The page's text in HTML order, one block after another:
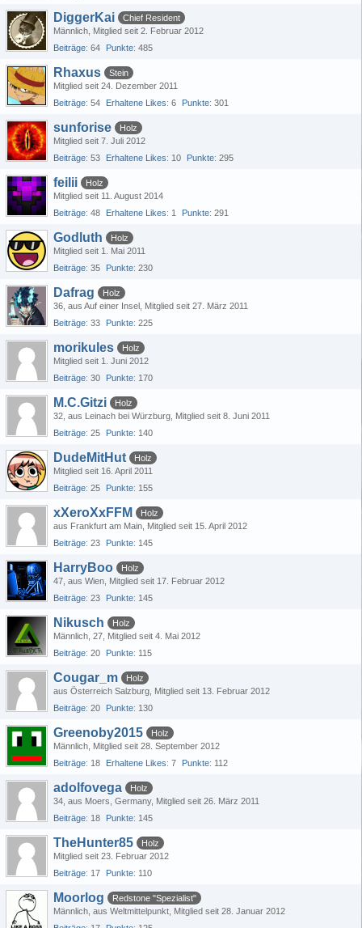
DiggerKai
Chief Resident
Männlich Mitglied seit 2. Februar 2012
Beiträge 64 Punkte 485
Rhaxus
Stein
Mitglied seit 24. Dezember 2011
Beiträge 54 Erhaltene Likes 6 Punkte 301
sunforise
Holz
Mitglied seit 7. Juli 2012
Beiträge 53 Erhaltene Likes 10 Punkte 295
feilii
Holz
Mitglied seit 11. August 2014
Beiträge 48 Erhaltene Likes 1 Punkte 291
Godluth
Holz
Mitglied seit 1. Mai 2011
Beiträge 35 Punkte 230
Dafrag
Holz
36 aus Auf einer Insel Mitglied seit 27. März 2011
Beiträge 33 Punkte 225
morikules
Holz
Mitglied seit 1. Juni 2012
Beiträge 30 Punkte 170
M.C.Gitzi
Holz
32 aus Leinach bei Würzburg Mitglied seit 8. Juni 2011
Beiträge 25 Punkte 140
DudeMitHut
Holz
Mitglied seit 16. April 2011
Beiträge 25 Punkte 155
xXeroXxFFM
Holz
aus Frankfurt am Main Mitglied seit 15. April 2012
Beiträge 23 Punkte 145
HarryBoo
Holz
47 aus Wien Mitglied seit 17. Februar 2012
Beiträge 23 Punkte 145
Nikusch
Holz
Männlich 27 Mitglied seit 4. Mai 2012
Beiträge 20 Punkte 115
Cougar_m
Holz
aus Österreich Salzburg Mitglied seit 13. Februar 2012
Beiträge 20 Punkte 130
Greenoby2015
Holz
Männlich Mitglied seit 28. September 2012
Beiträge 18 Erhaltene Likes 7 Punkte 112
adolfovega
Holz
34 aus Moers, Germany Mitglied seit 26. März 2011
Beiträge 18 Punkte 145
TheHunter85
Holz
Mitglied seit 23. Februar 2012
Beiträge 17 Punkte 110
Moorlog
Redstone "Spezialist"
Männlich aus Weltmittelpunkt Mitglied seit 28. Januar 2012